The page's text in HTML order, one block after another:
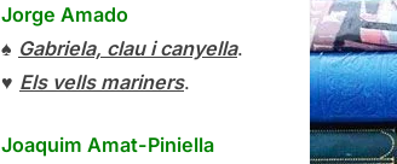
Jorge Amado
♠ Gabriela, clau i canyella.
♥ Els vells mariners.
Joaquim Amat-Piniella